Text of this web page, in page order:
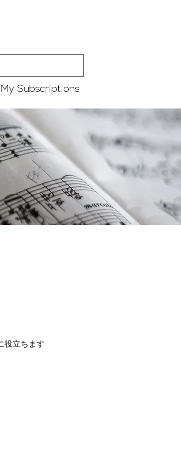
My Subscriptions
役立ちます